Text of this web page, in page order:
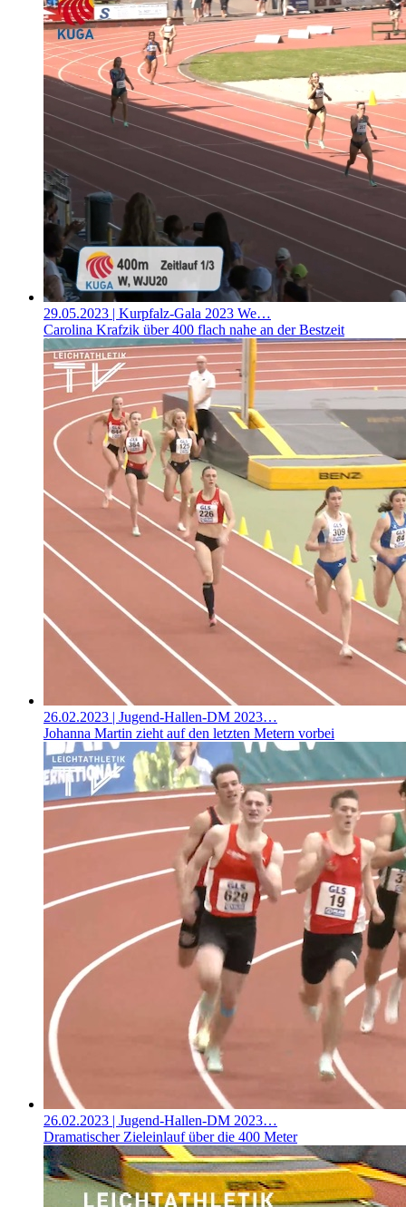
29.05.2023 | Kurpfalz-Gala 2023 We…
Carolina Krafzik über 400 flach nahe an der Bestzeit
26.02.2023 | Jugend-Hallen-DM 2023…
Johanna Martin zieht auf den letzten Metern vorbei
26.02.2023 | Jugend-Hallen-DM 2023…
Dramatischer Zieleinlauf über die 400 Meter